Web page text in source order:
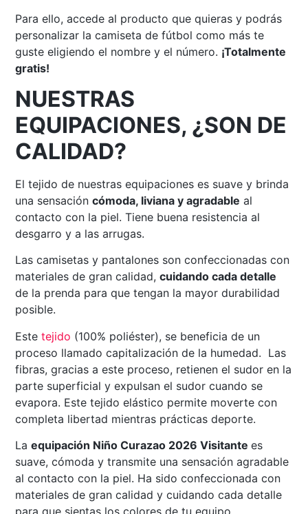
Para ello, accede al producto que quieras y podrás
personalizar la camiseta de fútbol como más te
guste eligiendo el nombre y el número. ¡Totalmente
gratis!
NUESTRAS
EQUIPACIONES, ¿SON DE
CALIDAD?
El tejido de nuestras equipaciones es suave y brinda
una sensacióncómoda, liviana y agradable al
contacto con la piel. Tiene buena resistencia al
desgarro y a las arrugas.
Las camisetas y pantalones son confeccionadas con
materiales de gran calidad,cuidando cada detalle
de la prenda para que tengan la mayor durabilidad
posible.
Estetejido (100% poliéster), se beneficia de un
proceso llamado capitalización de la humedad. Las
fibras, gracias a este proceso, retienen el sudor en la
parte superficial y expulsan el sudor cuando se
evapora. Este tejido elástico permite moverte con
completa libertad mientras prácticas deporte.
Laequipación Niño Curazao 2026 Visitante es
suave, cómoda y transmite una sensación agradable
al contacto con la piel. Ha sido confeccionada con
materiales de gran calidad y cuidando cada detalle